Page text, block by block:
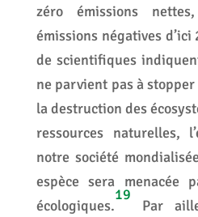
zéro émissions
émissions négatives d’ici
de scientifiques
ne parvient pas à
la destruction des
ressources naturelles,
notre société
espèce sera menacée
écologiques.
19
Par